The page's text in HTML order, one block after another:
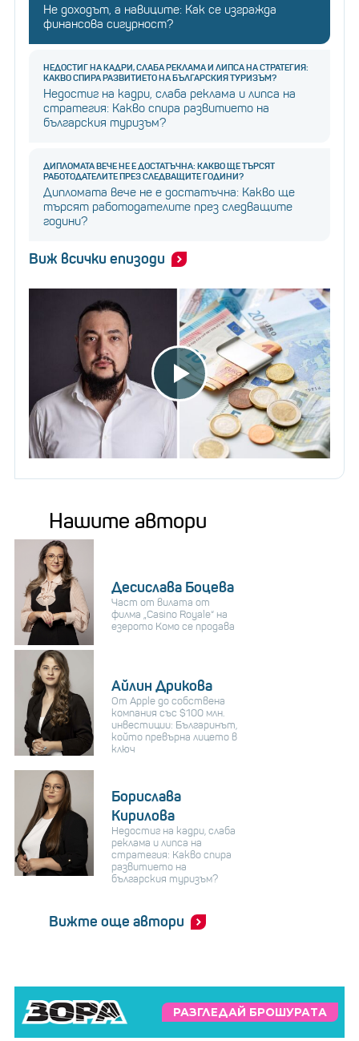
Не доходът, а навиците: Как се изгражда
финансова сигурност?
НЕДОСТИГ НА КАДРИ, СЛАБА РЕКЛАМА И ЛИПСА НА СТРАТЕГИЯ:
КАКВО СПИРА РАЗВИТИЕТО НА БЪЛГАРСКИЯ ТУРИЗЪМ?
Недостиг на кадри, слаба реклама и липса на
стратегия: Какво спира развитието на
българския туризъм?
ДИПЛОМАТА ВЕЧЕ НЕ Е ДОСТАТЪЧНА: КАКВО ЩЕ ТЪРСЯТ
РАБОТОДАТЕЛИТЕ ПРЕЗ СЛЕДВАЩИТЕ ГОДИНИ?
Дипломата вече не е достатъчна: Какво ще
търсят работодателите през следващите
години?
Виж всички епизоди
Нашите автори
Десислава Боцева
Част от вилата от
филма „Casino Royale“ на
езерото Комо се продава
Айлин Дрикова
От Apple до собствена
компания със $100 млн.
инвестиции: Българинът,
който превърна лицето в
ключ
Борислава
Кирилова
Недостиг на кадри, слаба
реклама и липса на
стратегия: Какво спира
развитието на
българския туризъм?
Вижте още автори
РАЗГЛЕДАЙ БРОШУРАТА